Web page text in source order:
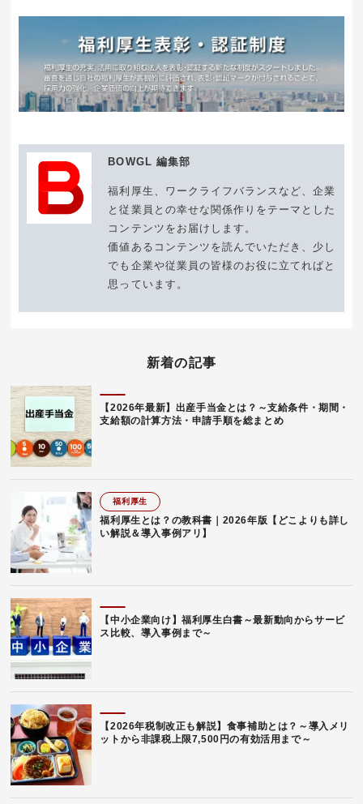
BOWGL 編集部
福利厚生、ワークライフバランスなど、企業
と従業員との幸せな関係作りをテーマとした
コンテンツをお届けします。
価値あるコンテンツを読んでいただき、少し
でも企業や従業員の皆様のお役に立てればと
思っています。
新着の記事
【2026年最新】出産手当金とは？～支給条件・期間・
支給額の計算方法・申請手順を総まとめ
福利厚生
福利厚生とは？の教科書｜2026年版【どこよりも詳し
い解説＆導入事例アリ】
【中小企業向け】福利厚生白書～最新動向からサービ
ス比較、導入事例まで～
【2026年税制改正も解説】食事補助とは？～導入メリ
ットから非課税上限7,500円の有効活用まで～